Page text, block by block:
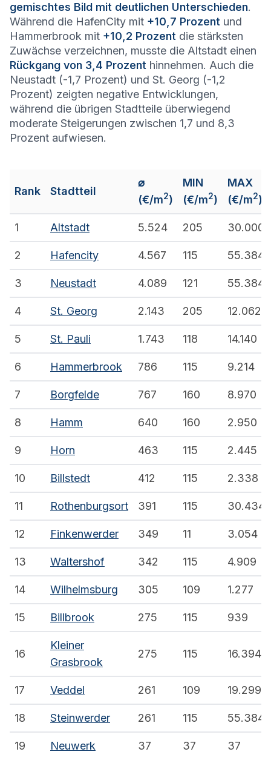
gemischtes Bild mit deutlichen Unterschieden.
Während die HafenCity mit +10,7 Prozent und
Hammerbrook mit +10,2 Prozent die stärksten
Zuwächse verzeichnen, musste die Altstadt einen
Rückgang von 3,4 Prozent hinnehmen. Auch die
Neustadt (-1,7 Prozent) und St. Georg (-1,2
Prozent) zeigten negative Entwicklungen,
während die übrigen Stadtteile überwiegend
moderate Steigerungen zwischen 1,7 und 8,3
Prozent aufwiesen.
Rank Stadtteil
⌀
(€/m2)
MIN
(€/m2)
MAX
(€/m2)
1 Altstadt 5.524 205 30.000
2 Hafencity 4.567 115 55.384
3 Neustadt 4.089 121 55.384
4 St. Georg 2.143 205 12.062
5 St. Pauli 1.743 118 14.140
6 Hammerbrook 786 115 9.214
7 Borgfelde 767 160 8.970
8 Hamm 640 160 2.950
9 Horn 463 115 2.445
10 Billstedt 412 115 2.338
11 Rothenburgsort 391 115 30.434
12 Finkenwerder 349 11 3.054
13 Waltershof 342 115 4.909
14 Wilhelmsburg 305 109 1.277
15 Billbrook 275 115 939
16
Kleiner
Grasbrook
275 115 16.394
17 Veddel 261 109 19.299
18 Steinwerder 261 115 55.384
19 Neuwerk 37 37 37